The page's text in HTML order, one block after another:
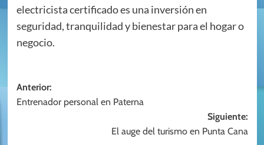
electricista certificado es una inversión en
seguridad, tranquilidad y bienestar para el hogar o
negocio.
Navegación
de
Anterior:
Entrenador personal en Paterna
Siguiente:
El auge del turismo en Punta Cana